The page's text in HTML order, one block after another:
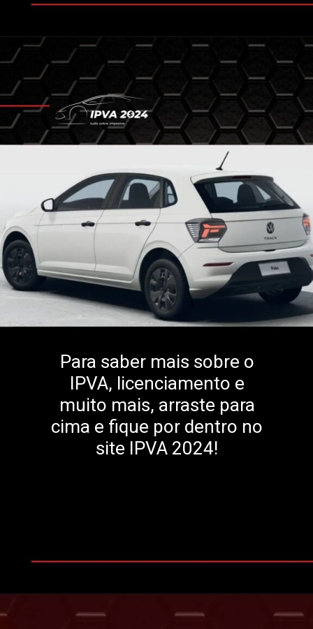
Para saber mais sobre o
IPVA, licenciamento e
muito mais, arraste para
cima e fique por dentro no
site IPVA 2024!
Openinghttps://www.ipvaconsulta.app.br/